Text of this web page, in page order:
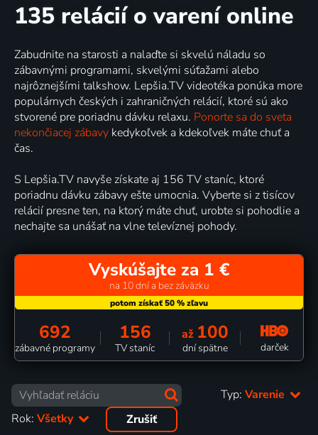
135 relácií o varení online
Zabudnite na starosti a nalaďte si skvelú náladu so
zábavnými programami, skvelými súťažami alebo
najrôznejšími talkshow. Lepšia.TV videotéka ponúka more
populárnych českých i zahraničných relácií, ktoré sú ako
stvorené pre poriadnu dávku relaxu. Ponorte sa do sveta
nekončiacej zábavy kedykoľvek a kdekoľvek máte chuť a
čas.
S Lepšia.TV navyše získate aj 156 TV staníc, ktoré
poriadnu dávku zábavy ešte umocnia. Vyberte si z tisícov
relácií presne ten, na ktorý máte chuť, urobte si pohodlie a
nechajte sa unášať na vlne televíznej pohody.
Vyskúšajte za 1 €
na 10 dní a bez záväzku
692
zábavné programy
156
TV staníc
až 100
dní spätne darček
Typ: Varenie
Rok: Všetky Zrušiť